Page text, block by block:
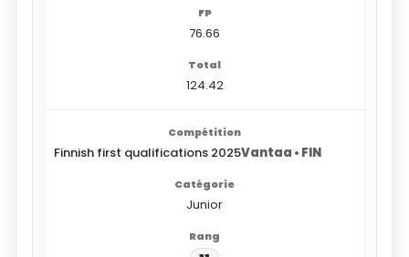
76.66
124.42
Finnish first qualifications 2025Vantaa • FIN
Junior